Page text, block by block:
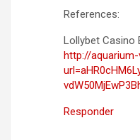
References:
Lollybet Casino
http://
Responder